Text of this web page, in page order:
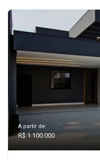
A partir de:
R$ 1.100.000